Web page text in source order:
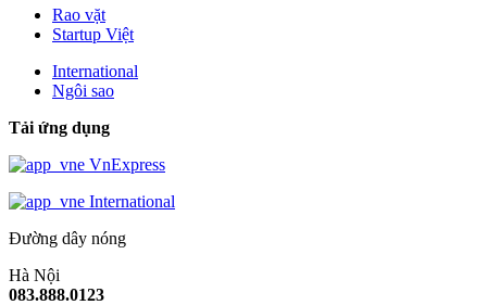
Rao vặt
Startup Việt
International
Ngôi sao
Tải ứng dụng
VnExpress
International
Đường dây nóng
Hà Nội
083.888.0123